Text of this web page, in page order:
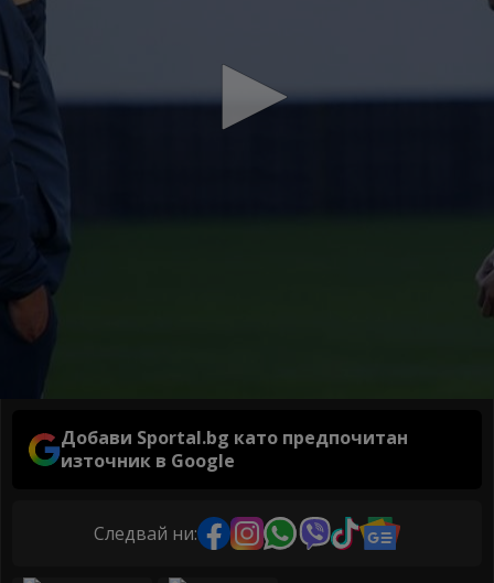
Добави Sportal.bg като предпочитан
източник в Google
Следвай ни: